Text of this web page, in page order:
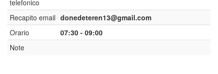
telefonico
Recapito email donedeteren13@gmail.com
Orario
07:30 - 09:00
Note